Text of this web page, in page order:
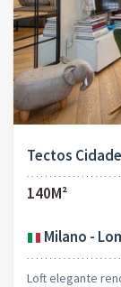
Tectos Cidade
140M²
Milano -
Loft elegante